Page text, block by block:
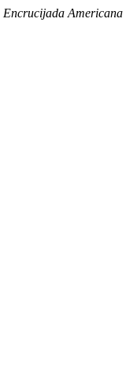
Encrucijada Americana